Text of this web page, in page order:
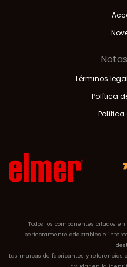
Términos
Política
Política
Todos los componentes citados
perfectamente adaptables e
Las marcas de fabricantes y